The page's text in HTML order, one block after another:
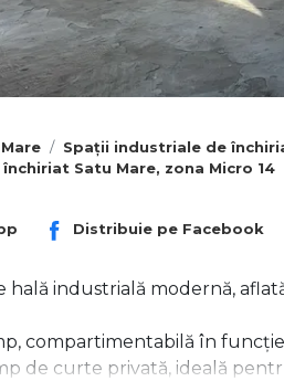
Spații industriale de
Satu Mare, zona Micro 14
Distribuie pe Facebook
industrială modernă,
compartimentabilă în
de curte privată, ideală